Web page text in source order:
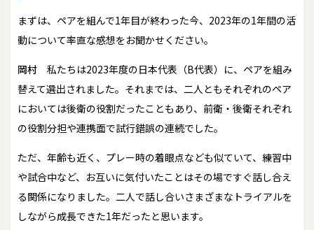
――まずは、ペアを組んで1年目が終わった今、2023年の1年間の活
動について率直な感想をお聞かせください。
岡村
私たちは2023年度の日本代表（B代表）に、ペアを組み
替えて選出されました。それまでは、二人ともそれぞれのペア
においては後衛の役割だったこともあり、前衛・後衛それぞれ
の役割分担や連携面で試行錯誤の連続でした。
ただ、年齢も近く、プレー時の着眼点なども似ていて、練習中
や試合中など、お互いに気付いたことはその場ですぐ話し合え
る関係になりました。二人で話し合いさまざまなトライアルを
しながら成長できた1年だったと思います。